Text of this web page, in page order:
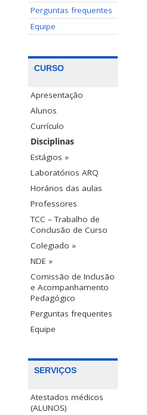
Perguntas frequentes
Equipe
CURSO
Apresentação
Alunos
Currículo
Disciplinas
Estágios »
Laboratórios ARQ
Horários das aulas
Professores
TCC – Trabalho de
Conclusão de Curso
Colegiado »
NDE »
Comissão de Inclusão
e Acompanhamento
Pedagógico
Perguntas frequentes
Equipe
SERVIÇOS
Atestados médicos
(ALUNOS)